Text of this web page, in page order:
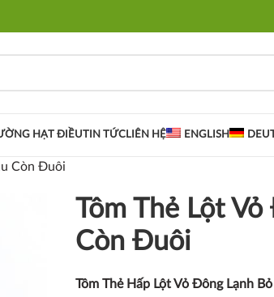
HẠT ĐIỀUTIN TỨC LIÊN HỆ ENGLISH
Còn Đuôi
Tôm Thẻ Lột
Còn Đuôi
Tôm Thẻ Hấp Lột Vỏ Đông Lạnh